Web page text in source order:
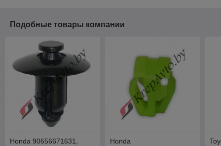
Подобные товары компании
Honda 90656671631,
Honda